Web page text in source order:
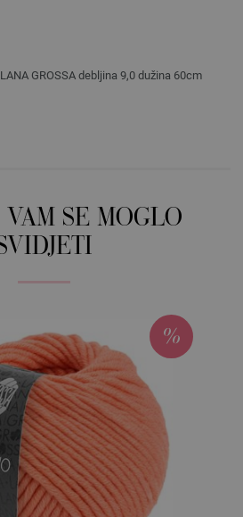
GROSSA debljina 9,0 dužina 60cm
SE MOGLO